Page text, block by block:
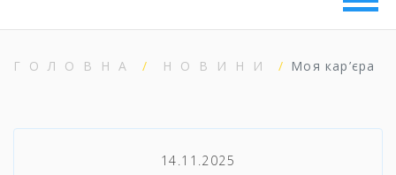
ГОЛОВНА НОВИНИ Моя кар’єра
14.11.2025